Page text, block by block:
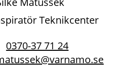
Teknikcenter
0370-37 71 24